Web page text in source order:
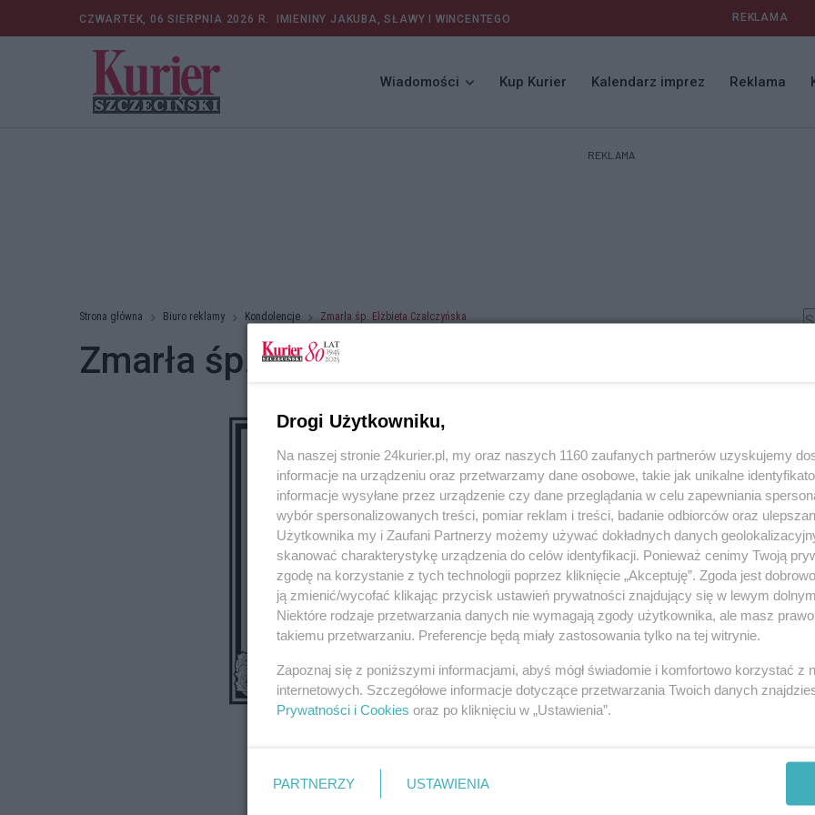
CZWARTEK, 06 SIERPNIA 2026 R. IMIENINY JAKUBA, SŁAWY I WINCENTEGO REKLAMA
Wiadomości Kup Kurier Kalendarz imprez Reklama
REKLAMA
Strona główna Biuro reklamy Kondolencje Zmarła śp. Elżbieta Czałczyńska
Zmarła śp. Elżbieta Czałczyńska
Drogi Użytkowniku,
Na naszej stronie 24kurier.pl, my oraz naszych 1160 zaufanych partnerów uzyskujemy
informacje na urządzeniu oraz przetwarzamy dane osobowe, takie jak unikalne
informacje wysyłane przez urządzenie czy dane przeglądania w celu zapewniania
wybór spersonalizowanych treści, pomiar reklam i treści, badanie odbiorców oraz
Użytkownika my i Zaufani Partnerzy możemy używać dokładnych danych
skanować charakterystykę urządzenia do celów identyfikacji. Ponieważ cenimy Twoją
zgodę na korzystanie z tych technologii poprzez kliknięcie „Akceptuję”. Zgoda jest
ją zmienić/wycofać klikając przycisk ustawień prywatności znajdujący się w lewym
Niektóre rodzaje przetwarzania danych nie wymagają zgody użytkownika, ale masz
takiemu przetwarzaniu. Preferencje będą miały zastosowania tylko na tej witrynie.
Zapoznaj się z poniższymi informacjami, abyś mógł świadomie i komfortowo korzystać z
internetowych. Szczegółowe informacje dotyczące przetwarzania Twoich danych
Prywatności i Cookies oraz po kliknięciu w „Ustawienia”.
PARTNERZY USTAWIENIA